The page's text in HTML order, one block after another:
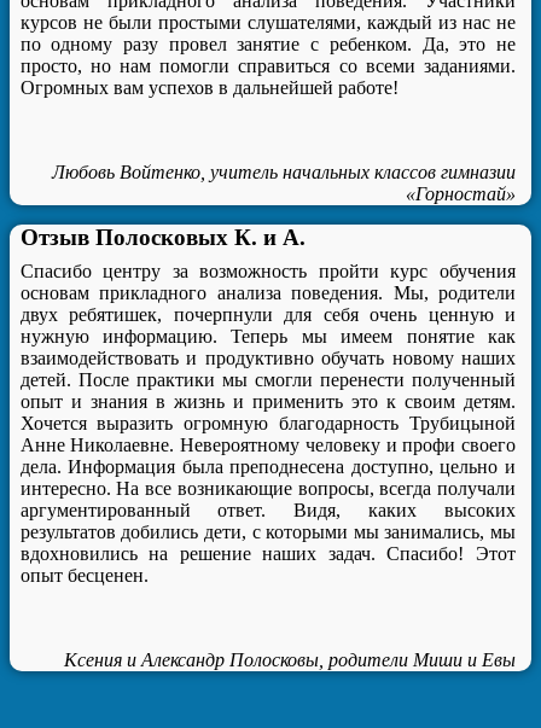
курсов не были простыми слушателями, каждый из нас не
по одному разу провел занятие с ребенком. Да, это не
просто, но нам помогли справиться со всеми заданиями.
Огромных вам успехов в дальнейшей работе!
Любовь Войтенко, учитель начальных классов гимназии
«Горностай»
Отзыв Полосковых К. и А.
Спасибо центру за возможность пройти курс обучения
основам прикладного анализа поведения. Мы, родители
двух ребятишек, почерпнули для себя очень ценную и
нужную информацию. Теперь мы имеем понятие как
взаимодействовать и продуктивно обучать новому наших
детей. После практики мы смогли перенести полученный
опыт и знания в жизнь и применить это к своим детям.
Хочется выразить огромную благодарность Трубицыной
Анне Николаевне. Невероятному человеку и профи своего
дела. Информация была преподнесена доступно, цельно и
интересно. На все возникающие вопросы, всегда получали
аргументированный ответ. Видя, каких высоких
результатов добились дети, с которыми мы занимались, мы
вдохновились на решение наших задач. Спасибо! Этот
опыт бесценен.
Ксения и Александр Полосковы, родители Миши и Евы